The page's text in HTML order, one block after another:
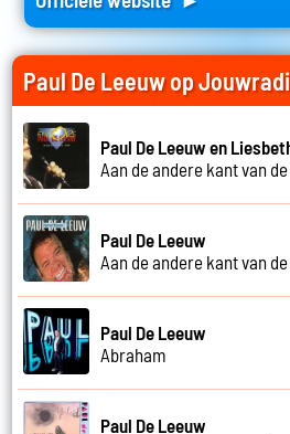
Paul De Leeuw op
Paul De Leeuw en
Aan de andere kant van
Paul De Leeuw
Aan de andere kant van
Paul De Leeuw
Abraham
Paul De Leeuw